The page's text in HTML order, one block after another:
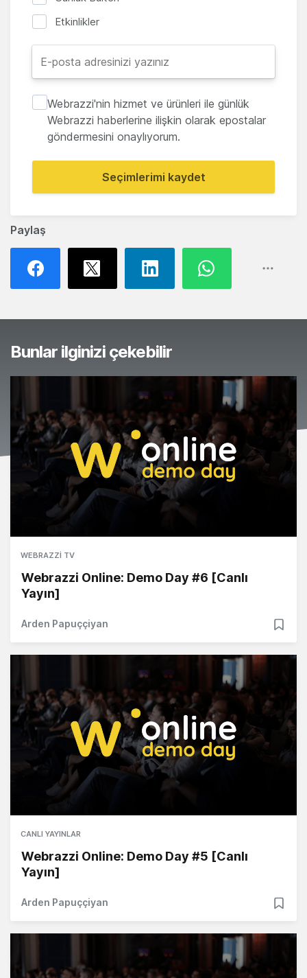
Paylaş
Etkinlikler
Webrazzi'nin hizmet ve ürünleri ile günlük
Webrazzi haberlerine ilişkin olarak epostalar
göndermesini onaylıyorum.
Seçimlerimi kaydet
Bunlar ilginizi çekebilir
WEBRAZZI TV
Webrazzi Online: Demo Day #6 [Canlı
Yayın]
Arden Papuççiyan
CANLI YAYINLAR
Webrazzi Online: Demo Day #5 [Canlı
Yayın]
Arden Papuççiyan